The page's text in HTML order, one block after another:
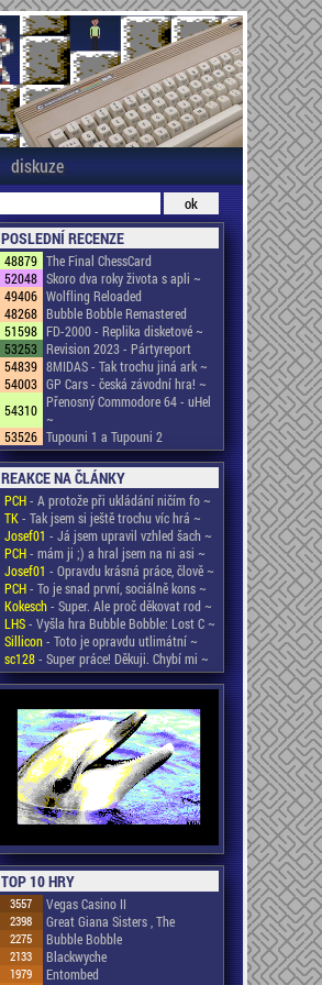
diskuze
POSLEDNÍ RECENZE
48879 The Final ChessCard
52048 Skoro dva roky života s apli ~
49406 Wolfling Reloaded
48268 Bubble Bobble Remastered
51598 FD-2000 - Replika disketové ~
53253 Revision 2023 - Pártyreport
54839 8MIDAS - Tak trochu jiná ark ~
54003 GP Cars - česká závodní hra! ~
54310 Přenosný Commodore 64 - uHel
~
53526 Tupouni 1 a Tupouni 2
REAKCE NA ČLÁNKY
PCH- A protože při ukládání ničím fo ~
TK- Tak jsem si ještě trochu víc hrá ~
Josef01 - Já jsem upravil vzhled šach ~
PCH- mám ji ;) a hral jsem na ni asi ~
Josef01 - Opravdu krásná práce, člově ~
PCH- To je snad první, sociálně kons ~
Kokesch- Super. Ale proč děkovat rod ~
LHS- Vyšla hra Bubble Bobble: Lost C ~
Sillicon- Toto je opravdu utlimátní ~
sc128- Super práce! Děkuji. Chybí mi ~
TOP 10 HRY
3557 Vegas Casino II
2398 Great Giana Sisters , The
2275 Bubble Bobble
2133 Blackwyche
1979 Entombed